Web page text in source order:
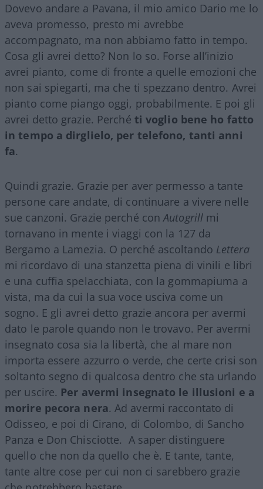
Dovevo andare a Pavana, il mio amico Dario me lo
aveva promesso, presto mi avrebbe
accompagnato, ma non abbiamo fatto in tempo.
Cosa gli avrei detto? Non lo so. Forse all’inizio
avrei pianto, come di fronte a quelle emozioni che
non sai spiegarti, ma che ti spezzano dentro. Avrei
pianto come piango oggi, probabilmente. E poi gli
avrei detto grazie. Perché ti voglio bene ho fatto
in tempo a dirglielo, per telefono, tanti anni
fa.
Quindi grazie. Grazie per aver permesso a tante
persone care andate, di continuare a vivere nelle
sue canzoni. Grazie perché conAutogrill mi
tornavano in mente i viaggi con la 127 da
Bergamo a Lamezia. O perché ascoltando Lettera
mi ricordavo di una stanzetta piena di vinili e libri
e una cuffia spelacchiata, con la gommapiuma a
vista, ma da cui la sua voce usciva come un
sogno. E gli avrei detto grazie ancora per avermi
dato le parole quando non le trovavo. Per avermi
insegnato cosa sia la libertà, che al mare non
importa essere azzurro o verde, che certe crisi son
soltanto segno di qualcosa dentro che sta urlando
per uscire. Per avermi insegnato le illusioni e a
morire pecora nera. Ad avermi raccontato di
Odisseo, e poi di Cirano, di Colombo, di Sancho
Panza e Don Chisciotte. A saper distinguere
quello che non da quello che è. E tante, tante,
tante altre cose per cui non ci sarebbero grazie